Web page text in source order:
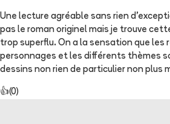
Une lecture agréable sans rien
pas le roman originel mais je trouve
trop superflu. On a la sensation que les
personnages et les différents thèmes
dessins non rien de particulier non plus
👍(0)